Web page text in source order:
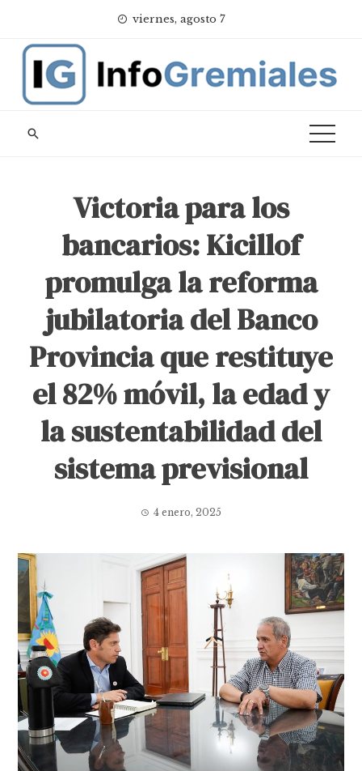
content
viernes, agosto 7
Victoria para los
bancarios: Kicillof
promulga la reforma
jubilatoria del Banco
Provincia que restituye
el 82% móvil, la edad y
la sustentabilidad del
sistema previsional
4 enero, 2025